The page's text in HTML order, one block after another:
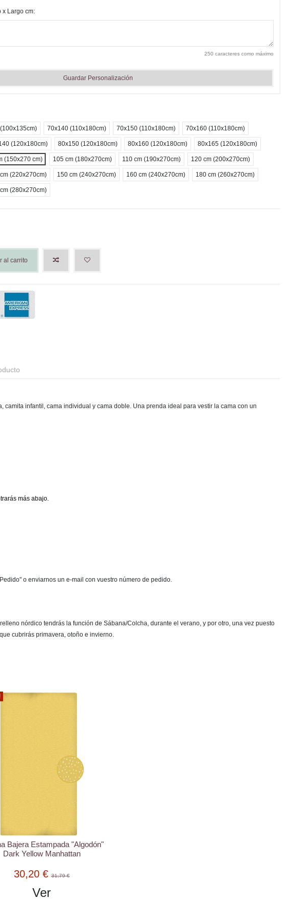
x Largo cm:
250 caracteres como máximo
Guardar Personalización
70x140 (110x180cm) 70x150 (110x180cm) 70x160 (110x180cm)
(120x180cm) 80x150 (120x180cm) 80x160 (120x180cm) 80x165 (120x180cm)
(150x270 cm) 105 cm (180x270cm) 110 cm (190x270cm) 120 cm (200x270cm)
(220x270cm) 150 cm (240x270cm) 160 cm (240x270cm) 180 cm (260x270cm)
(280x270cm)
al carrito
infantil, cama individual y cama doble. Una prenda ideal para vestir la cama con un
más abajo.
o enviarnos un e-mail con vuestro número de pedido.
nórdico tendrás la función de Sábana/Colcha, durante el verano, y por otro, una vez puesto
cubrirás primavera, otoño e invierno.
Bajera Estampada "Algodón"
Dark Yellow Manhattan
30,20 €31,79 €
Ver